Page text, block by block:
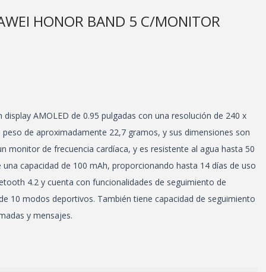
HONOR BAND 5 C/MONITOR
display AMOLED de 0.95 pulgadas con una resolución de 240 x
peso de aproximadamente 22,7 gramos, y sus dimensiones son
monitor de frecuencia cardíaca, y es resistente al agua hasta 50
capacidad de 100 mAh, proporcionando hasta 14 días de uso
4.2 y cuenta con funcionalidades de seguimiento de
10 modos deportivos. También tiene capacidad de seguimiento
y mensajes.